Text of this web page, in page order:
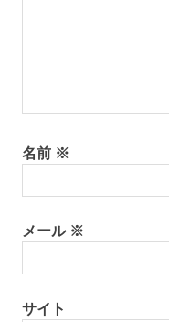
名前 ※
メール ※
サイト